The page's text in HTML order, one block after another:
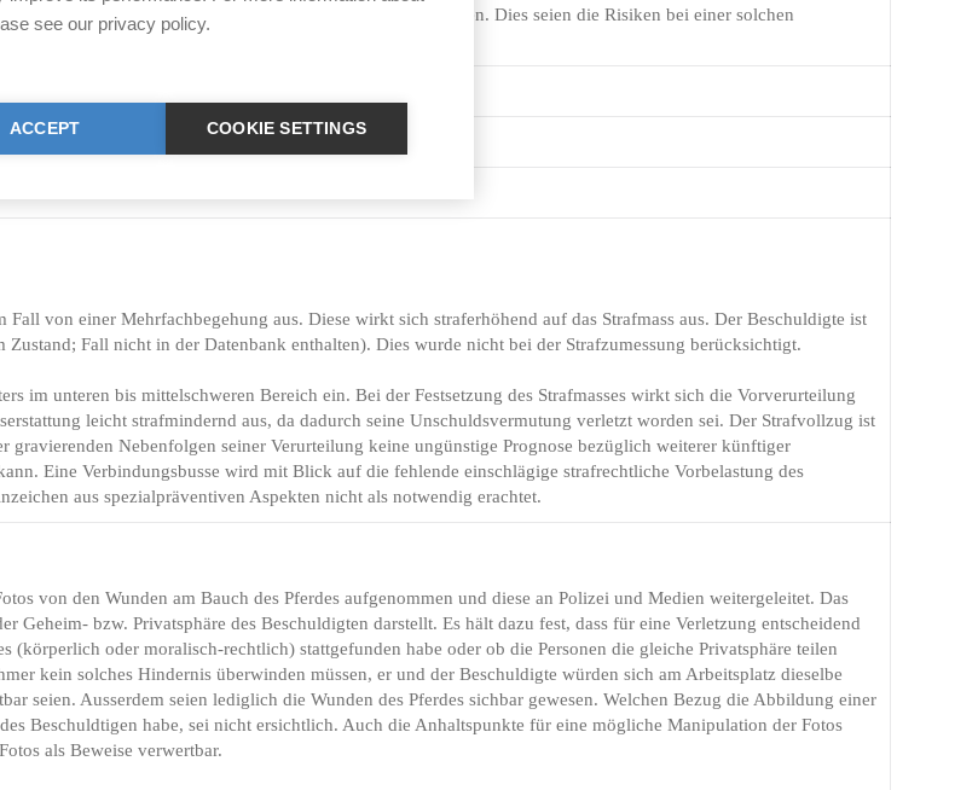
draussen, immer wieder gewisse Spuren am Fell aufweisen. Dies seien die Risiken bei einer solchen
Fall von einer Mehrfachbegehung aus. Diese wirkt sich straferhöhend auf das Strafmass aus. Der Beschuldigte ist
Fall nicht in der Datenbank enthalten). Dies wurde nicht bei der Strafzumessung berücksichtigt.
im unteren bis mittelschweren Bereich ein. Bei der Festsetzung des Strafmasses wirkt sich die Vorverurteilung
leicht strafmindernd aus, da dadurch seine Unschuldsvermutung verletzt worden sei. Der Strafvollzug ist
gravierenden Nebenfolgen seiner Verurteilung keine ungünstige Prognose bezüglich weiterer künftiger
Eine Verbindungsbusse wird mit Blick auf die fehlende einschlägige strafrechtliche Vorbelastung des
aus spezialpräventiven Aspekten nicht als notwendig erachtet.
von den Wunden am Bauch des Pferdes aufgenommen und diese an Polizei und Medien weitergeleitet. Das
Geheim- bzw. Privatsphäre des Beschuldigten darstellt. Es hält dazu fest, dass für eine Verletzung entscheidend
(körperlich oder moralisch-rechtlich) stattgefunden habe oder ob die Personen die gleiche Privatsphäre teilen
kein solches Hindernis überwinden müssen, er und der Beschuldigte würden sich am Arbeitsplatz dieselbe
seien. Ausserdem seien lediglich die Wunden des Pferdes sichbar gewesen. Welchen Bezug die Abbildung einer
Beschuldtigen habe, sei nicht ersichtlich. Auch die Anhaltspunkte für eine mögliche Manipulation der Fotos
als Beweise verwertbar.
see our privacy policy.
ACCEPT COOKIE SETTINGS